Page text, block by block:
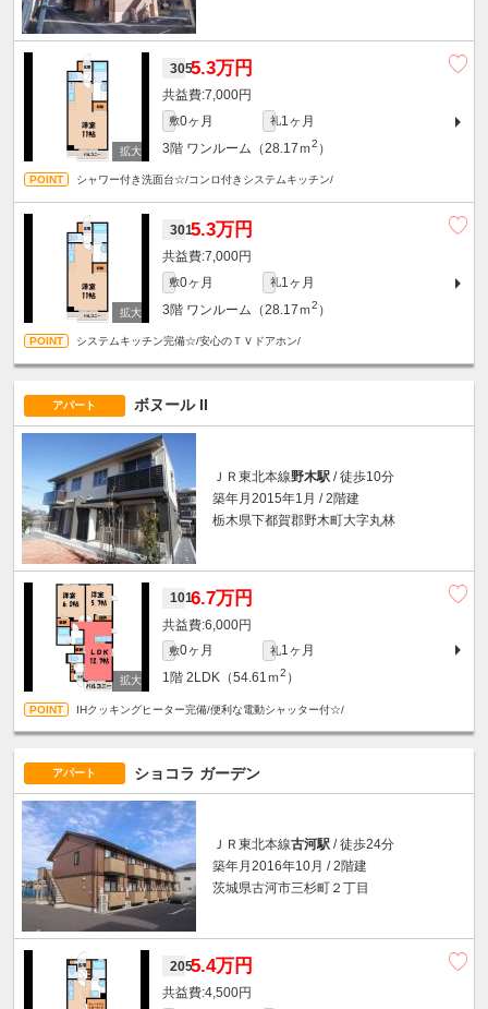
3055.3万円
7,000円
敷0ヶ月 礼1ヶ月
3階 ワンルーム（28.17ｍ2 ）
シャワー付き洗面台☆/コンロ付きシステムキッチン/
3015.3万円
7,000円
敷0ヶ月 礼1ヶ月
3階 ワンルーム（28.17ｍ2 ）
システムキッチン完備☆/安心のＴＶドアホン/
アパート ボヌール II
ＪＲ東北本線野木駅 / 徒歩10分
築年月2015年1月 / 2階建
栃木県下都賀郡野木町大字丸林
1016.7万円
6,000円
敷0ヶ月 礼1ヶ月
1階 2LDK（54.61ｍ2 ）
IHクッキングヒーター完備/便利な電動シャッター付☆/
アパート ショコラ ガーデン
ＪＲ東北本線古河駅 / 徒歩24分
築年月2016年10月 / 2階建
茨城県古河市三杉町２丁目
2055.4万円
4,500円